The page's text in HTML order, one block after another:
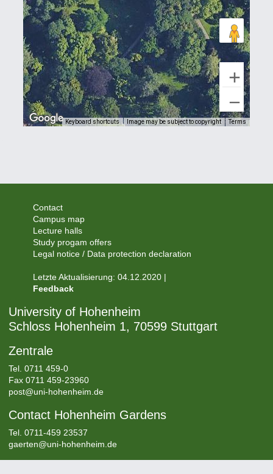
Keyboard shortcuts Image may be subject to copyright Terms
Contact
Campus map
Lecture halls
Study progam offers
Legal notice / Data protection declaration
Letzte Aktualisierung: 04.12.2020 |
Feedback
University of Hohenheim
Schloss Hohenheim 1, 70599 Stuttgart
Zentrale
Tel. 0711 459-0
Fax 0711 459-23960
post@uni-hohenheim.de
Contact Hohenheim Gardens
Tel. 0711-459 23537
gaerten@uni-hohenheim.de